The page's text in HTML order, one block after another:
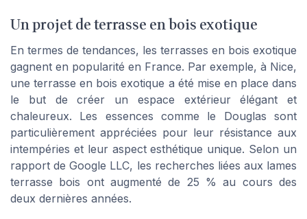
Un projet de terrasse en bois exotique
En termes de tendances, les terrasses en bois exotique
gagnent en popularité en France. Par exemple, à Nice,
une terrasse en bois exotique a été mise en place dans
le but de créer un espace extérieur élégant et
chaleureux. Les essences comme le Douglas sont
particulièrement appréciées pour leur résistance aux
intempéries et leur aspect esthétique unique. Selon un
rapport de Google LLC, les recherches liées aux lames
terrasse bois ont augmenté de 25 % au cours des
deux dernières années.